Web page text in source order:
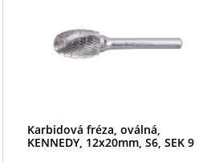
Karbidová fréza, oválná,
KENNEDY, 12x20mm, S6, SEK 9